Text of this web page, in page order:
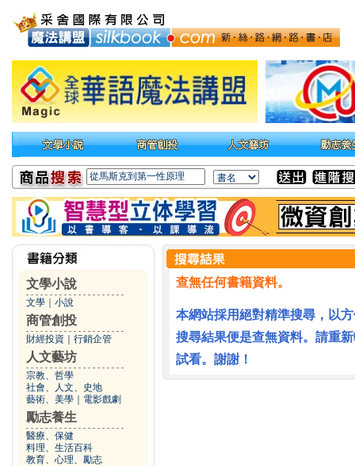
文學小說
文學 小說
商管創投
財經投資 行銷企管
人文藝坊
宗教、哲學
社會、人文、史地
藝術、美學
電影戲劇
勵志養生
醫療、保健
料理、生活百科
教育、心理、勵志
查無任何書籍資料。
本網站採用絕對精準搜尋，以
搜尋結果便是查無資料。請重
試看。謝謝！